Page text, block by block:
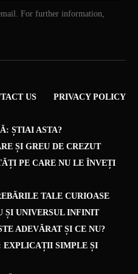
For further information,
US
PRIVACY POLICY
ȘTIAI ASTA?
ȘI GREU DE CREZUT
PE CARE NU LE ÎNVEȚI
TALE CURIOASE
ȘI UNIVERSUL INFINIT
ADEVĂRAT ȘI CE NU?
EXPLICAȚII SIMPLE ȘI